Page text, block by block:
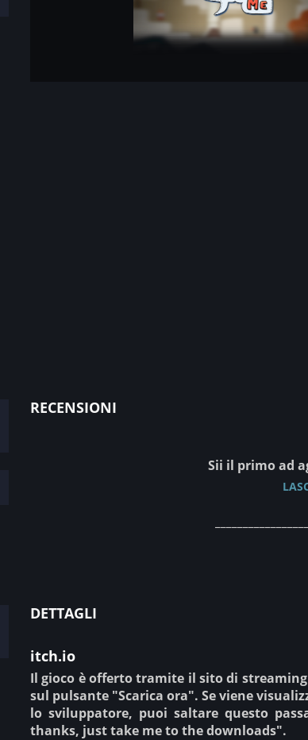
recensioni
Sii il primo ad
dettagli
itch.io
Il gioco è offerto tramite il sito di
sul pulsante "Scarica ora". Se viene
lo sviluppatore, puoi saltare questo
thanks, just take me to the downloads".